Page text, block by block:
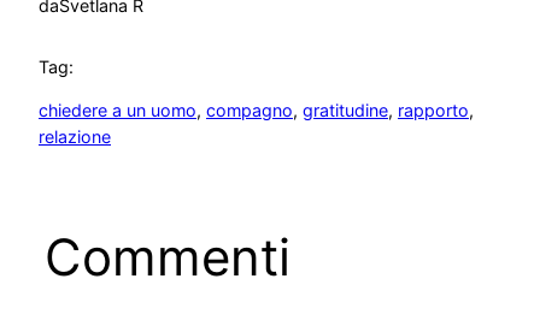
daSvetlana R
Tag:
chiedere a un uomo, compagno, gratitudine, rapporto
relazione
Commenti